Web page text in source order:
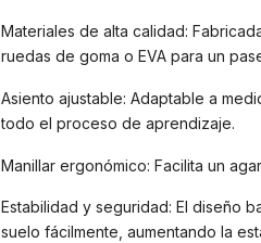
Materiales de alta calidad:
ruedas de goma o EVA para un
Asiento ajustable: Adaptable a
todo el proceso de aprendizaje.
Manillar ergonómico: Facilita un
Estabilidad y seguridad: El diseño
suelo fácilmente, aumentando la